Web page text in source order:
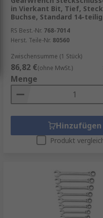
in Vierkant Bit, Tief,
Buchse, Standard 14-teilig
RS Best.-Nr. 768-7014
Herst. Teile-Nr. 80560
Zwischensumme (1 Stück)
86,82 €(ohne MwSt.)
Menge
Hinzufügen
Produkt